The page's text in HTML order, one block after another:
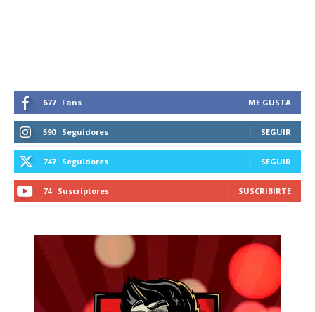
677 Fans ME GUSTA
590 Seguidores SEGUIR
747 Seguidores SEGUIR
74 Suscriptores SUSCRIBIRTE